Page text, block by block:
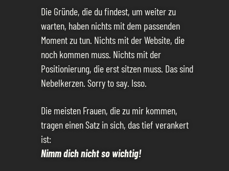
Die Gründe, die du findest, um weiter zu
warten, haben nichts mit dem passenden
Moment zu tun. Nichts mit der Website, die
noch kommen muss. Nichts mit der
Positionierung, die erst sitzen muss. Das sind
Nebelkerzen. Sorry to say. Isso.
Die meisten Frauen, die zu mir kommen,
tragen einen Satz in sich, das tief verankert
ist:
Nimm dich nicht so wichtig!